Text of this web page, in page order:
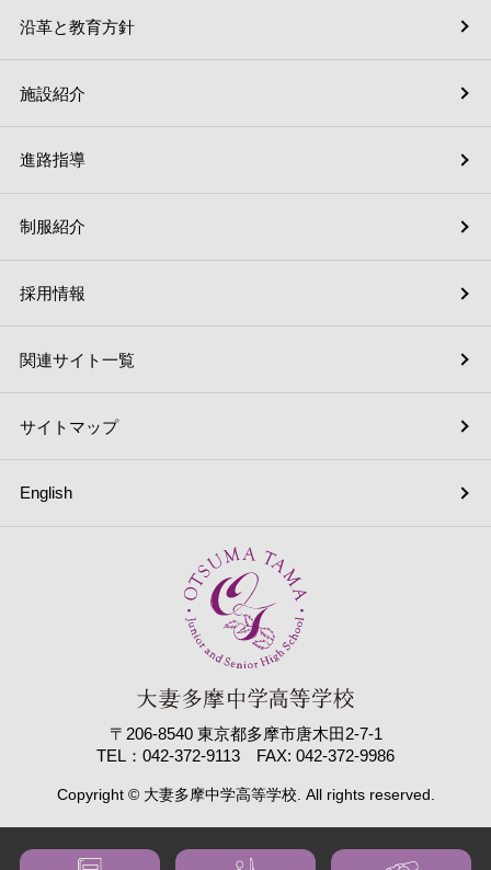
施設紹介
採用情報
English
進路指導
関連サイト一覧
沿革と教育方針
制服紹介
サイトマップ
〒206-8540 東京都多摩市唐木田2-7-1
TEL：042-372-9113 FAX: 042-372-9986
Copyright © 大妻多摩中学高等学校. All rights reserved.